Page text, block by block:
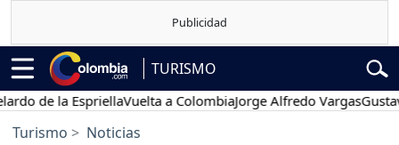
TURISMO
la EspriellaVuelta a ColombiaJorge Alfredo VargasGustavo
Turismo Noticias